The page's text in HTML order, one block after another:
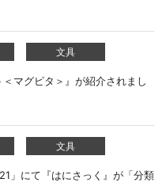
文具
マグピタ＞』が紹介されまし
文具
」にて『はにさっく』が「分類